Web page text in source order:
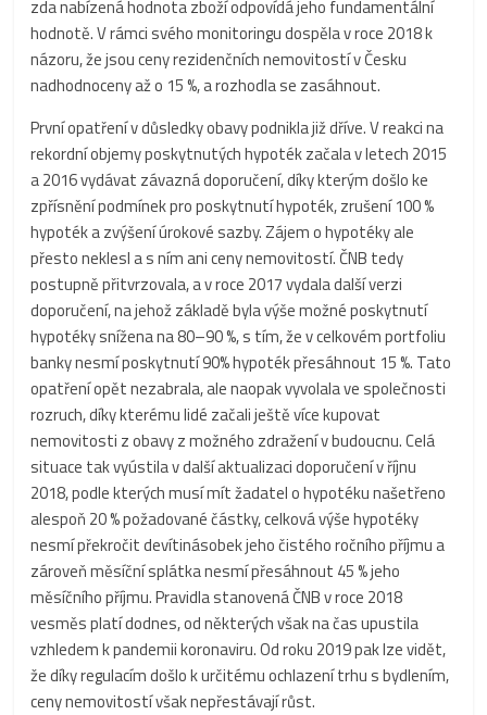
zda nabízená hodnota zboží odpovídá jeho fundamentální
hodnotě. V rámci svého monitoringu dospěla v roce 2018 k
názoru, že jsou ceny rezidenčních nemovitostí v Česku
nadhodnoceny až o 15 %, a rozhodla se zasáhnout.
První opatření v důsledky obavy podnikla již dříve. V reakci na
rekordní objemy poskytnutých hypoték začala v letech 2015
a 2016 vydávat závazná doporučení, díky kterým došlo ke
zpřísnění podmínek pro poskytnutí hypoték, zrušení 100 %
hypoték a zvýšení úrokové sazby. Zájem o hypotéky ale
přesto neklesl a s ním ani ceny nemovitostí. ČNB tedy
postupně přitvrzovala, a v roce 2017 vydala další verzi
doporučení, na jehož základě byla výše možné poskytnutí
hypotéky snížena na 80–90 %, s tím, že v celkovém portfoliu
banky nesmí poskytnutí 90% hypoték přesáhnout 15 %. Tato
opatření opět nezabrala, ale naopak vyvolala ve společnosti
rozruch, díky kterému lidé začali ještě více kupovat
nemovitosti z obavy z možného zdražení v budoucnu. Celá
situace tak vyústila v další aktualizaci doporučení v říjnu
2018, podle kterých musí mít žadatel o hypotéku našetřeno
alespoň 20 % požadované částky, celková výše hypotéky
nesmí překročit devítinásobek jeho čistého ročního příjmu a
zároveň měsíční splátka nesmí přesáhnout 45 % jeho
měsíčního příjmu. Pravidla stanovená ČNB v roce 2018
vesměs platí dodnes, od některých však na čas upustila
vzhledem k pandemii koronaviru. Od roku 2019 pak lze vidět,
že díky regulacím došlo k určitému ochlazení trhu s bydlením,
ceny nemovitostí však nepřestávají růst.